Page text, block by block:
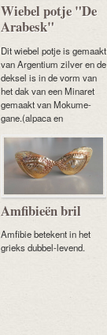
Wiebel potje "De
Arabesk"
Dit wiebel potje is gemaakt
van Argentium zilver en de
deksel is in de vorm van
het dak van een Minaret
gemaakt van Mokume-
gane.(alpaca en
Amfibieën bril
Amfibie betekent in het
grieks dubbel-levend.